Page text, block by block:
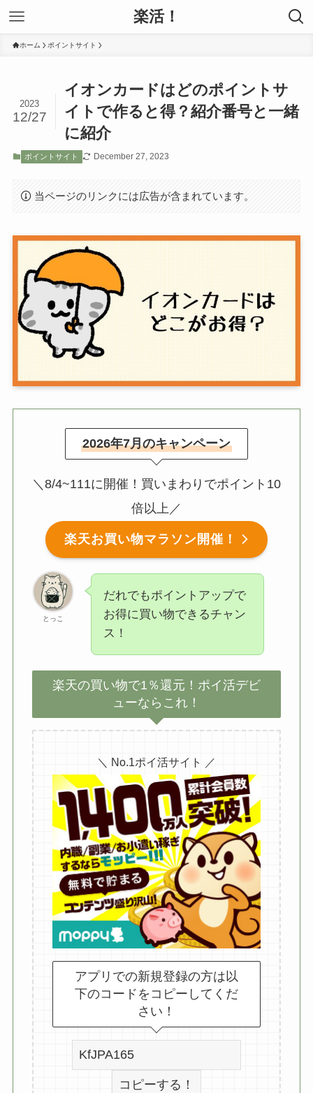
楽活！
ホーム ポイントサイト
イオンカードはどのポイントサ
イトで作ると得？紹介番号と一緒
に紹介
2023
12/27
ポイントサイト December 27, 2023
当ページのリンクには広告が含まれています。
2026年7月のキャンペーン
＼8/4~111に開催！買いまわりでポイント10
倍以上／
楽天お買い物マラソン開催！
とっこ
だれでもポイントアップで
お得に買い物できるチャン
ス！
楽天の買い物で1％還元！ポイ活デビ
ューならこれ！
＼ No.1ポイ活サイト ／
アプリでの新規登録の方は以
下のコードをコピーしてくだ
さい！
コピーする！